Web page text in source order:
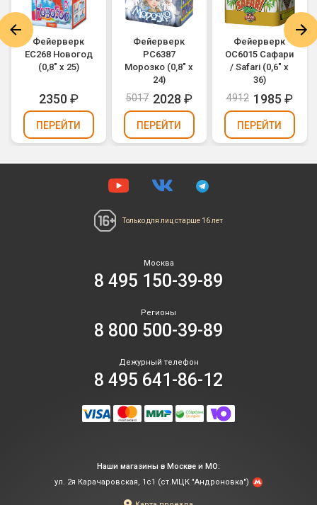
Фейерверк
ЕС268 Новогод
(0,8" х 25)
2350₽
ПЕРЕЙТИ
Фейерверк
РС6387
Морозко (0,8" х
24)
5017 2028 ₽
ПЕРЕЙТИ
Фейерверк
ОС6015 Сафари
/ Safari (0,6" х
36)
4912 1985 ₽
ПЕРЕЙТИ
Только для лицстарше 16 лет
Москва
8 495 150-39-89
Регионы
8 800 500-39-89
Дежурный телефон
8 495 641-86-12
Наши магазины в Москве и МО:
ул. 2я Карачаровская, 1с1 (ст.МЦК "Андроновка")